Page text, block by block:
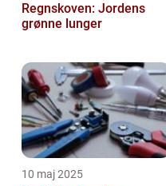
Regnskoven: Jordens
grønne lunger
10 maj 2025